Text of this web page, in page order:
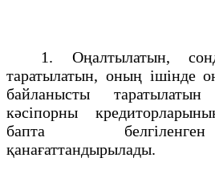
1. Оңалтылатын,
таратылатын, оның iшiнде
байланысты
кәсiпорны
бапта
қанағаттандырылады.